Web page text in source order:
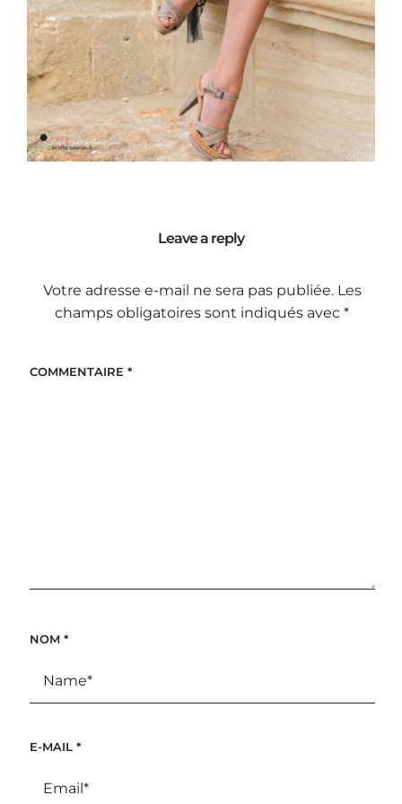
Leave a reply
Votre adresse e-mail ne sera pas publiée. Les
champs obligatoires sont indiqués avec*
COMMENTAIRE *
NOM *
E-MAIL *